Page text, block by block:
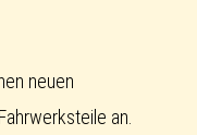
neuen
an.